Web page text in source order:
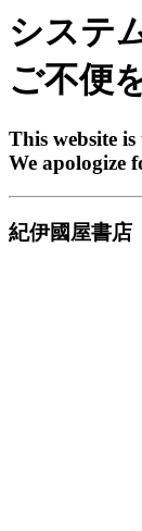
システ
ご不便
This website
We apologize
紀伊國屋書店